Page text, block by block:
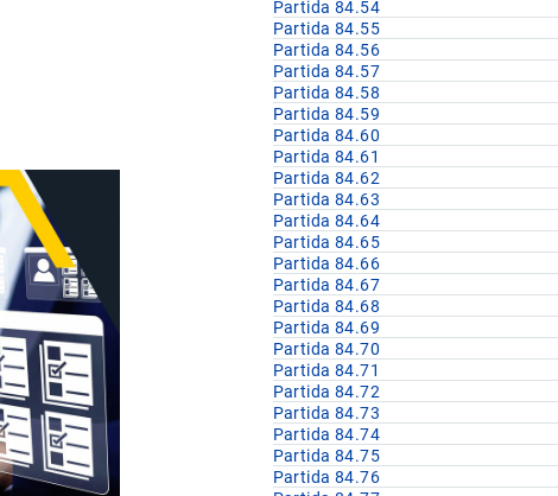
Partida 84.54
Partida 84.55
Partida 84.56
Partida 84.57
Partida 84.58
Partida 84.59
Partida 84.60
Partida 84.61
Partida 84.62
Partida 84.63
Partida 84.64
Partida 84.65
Partida 84.66
Partida 84.67
Partida 84.68
Partida 84.69
Partida 84.70
Partida 84.71
Partida 84.72
Partida 84.73
Partida 84.74
Partida 84.75
Partida 84.76